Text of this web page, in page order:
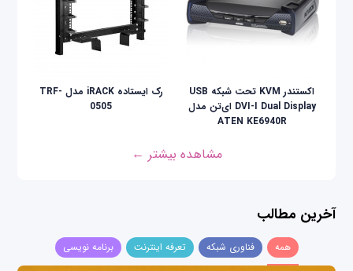
اکستندر KVM تحت شبکه USB
DVI-I Dual Display ای‌تن مدل
ATEN KE6940R
رک ایستاده iRACK مدل TRF-
0505
مشاهده بیشتر ←
آخرین مطالب
همه فناوری شبکه تعرفه اینترنت برنامه نویسی